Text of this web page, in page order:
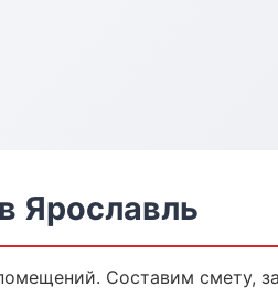
Ярославль
Составим смету,